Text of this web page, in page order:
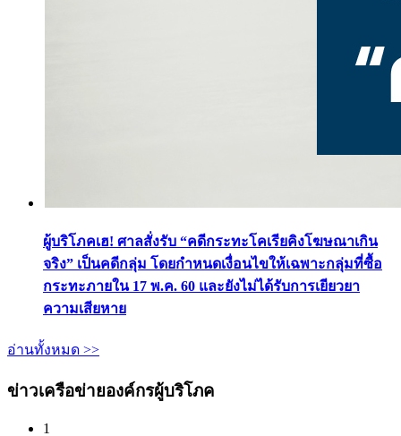
ผู้บริโภคเฮ! ศาลสั่งรับ “คดีกระทะโคเรียคิงโฆษณาเกิน
จริง” เป็นคดีกลุ่ม โดยกำหนดเงื่อนไขให้เฉพาะกลุ่มที่ซื้อ
กระทะภายใน 17 พ.ค. 60 และยังไม่ได้รับการเยียวยา
ความเสียหาย
อ่านทั้งหมด >>
ข่าวเครือข่ายองค์กรผู้บริโภค
1